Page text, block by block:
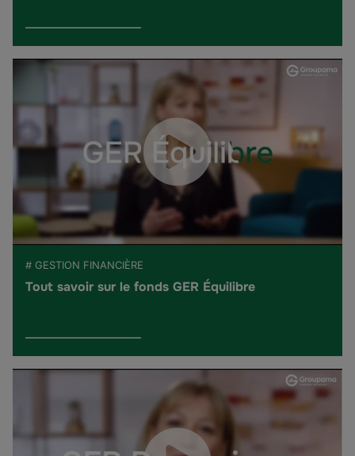
# GESTION FINANCIÈRE
Tout savoir sur le fonds GER Équilibre